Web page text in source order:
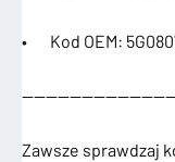
• Kod OEM:
Zawsze sprawdzaj